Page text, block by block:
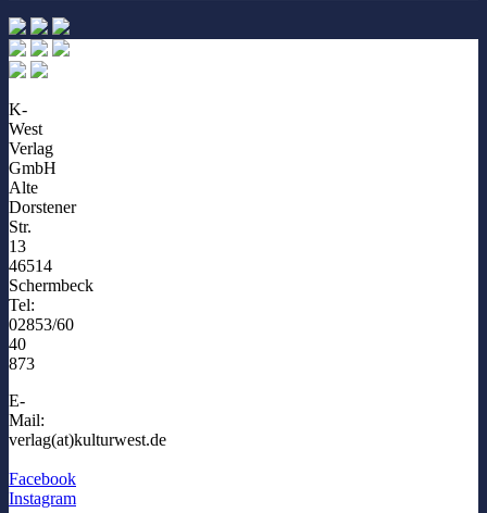
K-
West
Verlag
GmbH
Alte
Dorstener
Str.
13
46514
Schermbeck
Tel:
02853/60
40
873
E-
Mail:
verlag(at)kulturwest.de
Facebook
Instagram